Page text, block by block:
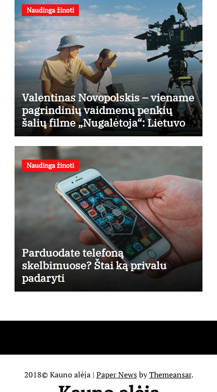
Naudinga žinoti
Valentinas Novopolskis – viename
pagrindinių vaidmenų penkių
šalių filme „Nugalėtoja“: Lietuvos
kino teatruose – nuo rugpjūčio 7-
osios
Naudinga žinoti
Parduodate telefoną
skelbimuose? Štai ką privalu
padaryti
2018© Kauno alėja | Paper NewsbyThemeansar.